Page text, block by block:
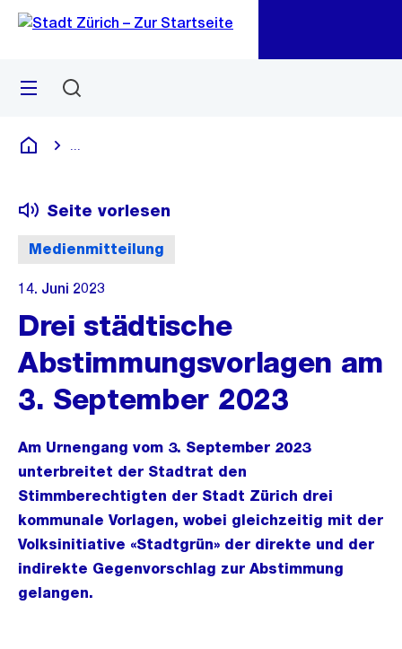
Navigation
Sprunglink
Menü
Deutsch
Medienmitteilung
Seite vorlesen
14. Juni 2023
Drei städtische
Abstimmungsvorlagen am
3. September 2023
Am Urnengang vom 3. September 2023
unterbreitet der Stadtrat den
Stimmberechtigten der Stadt Zürich drei
kommunale Vorlagen, wobei gleichzeitig mit der
Volksinitiative «Stadtgrün» der direkte und der
indirekte Gegenvorschlag zur Abstimmung
gelangen.